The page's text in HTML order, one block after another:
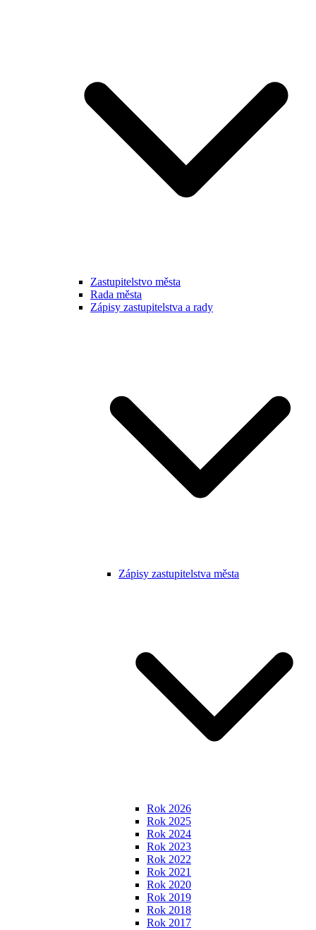
Zastupitelstvo města
Rada města
Zápisy zastupitelstva a rady
Zápisy zastupitelstva města
Rok 2026
Rok 2025
Rok 2024
Rok 2023
Rok 2022
Rok 2021
Rok 2020
Rok 2019
Rok 2018
Rok 2017